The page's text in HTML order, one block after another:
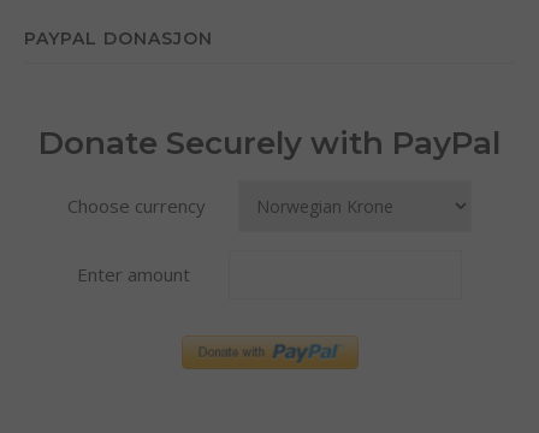
PAYPAL DONASJON
Donate Securely with PayPal
Choose currency
Enter amount